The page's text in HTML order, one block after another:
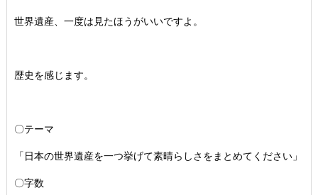
世界遺産、一度は見たほうがいいですよ。
歴史を感じます。
〇テーマ
「日本の世界遺産を一つ挙げて素晴らしさをまとめてください」
〇字数